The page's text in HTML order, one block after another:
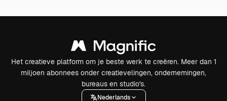
Het creatieve platform om je beste werk te creëren. Meer dan 1
miljoen abonnees onder creatievelingen, ondernemingen,
bureaus en studio's.
Nederlands